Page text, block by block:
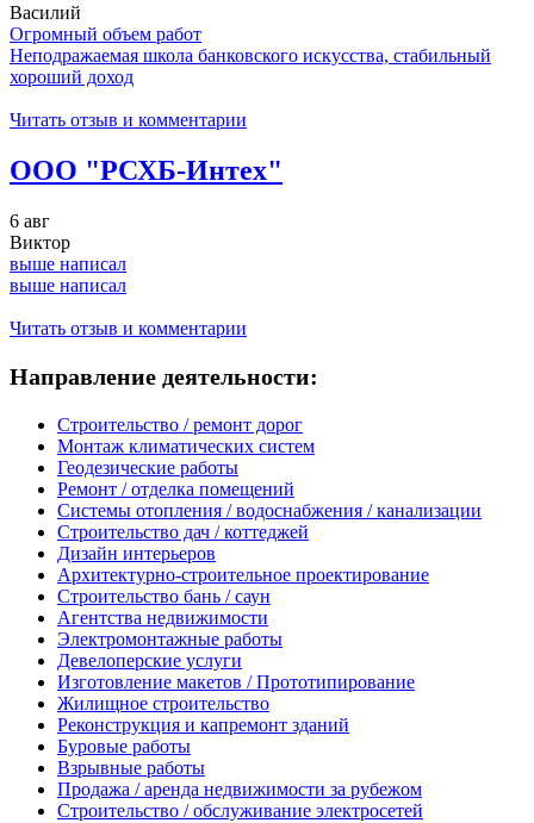
Василий
Огромный объем работ
Неподражаемая школа банковского искусства, стабильный
хороший доход
Читать отзыв и комментарии
ООО "РСХБ-Интех"
6 авг
Виктор
выше написал
выше написал
Читать отзыв и комментарии
Направление деятельности:
Строительство / ремонт дорог
Монтаж климатических систем
Геодезические работы
Ремонт / отделка помещений
Системы отопления / водоснабжения / канализации
Строительство дач / коттеджей
Дизайн интерьеров
Архитектурно-строительное проектирование
Строительство бань / саун
Агентства недвижимости
Электромонтажные работы
Девелоперские услуги
Изготовление макетов / Прототипирование
Жилищное строительство
Реконструкция и капремонт зданий
Буровые работы
Взрывные работы
Продажа / аренда недвижимости за рубежом
Строительство / обслуживание электросетей